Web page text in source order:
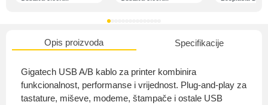
Opis proizvoda Specifikacije
Gigatech USB A/B kablo za printer kombinira
funkcionalnost, performanse i vrijednost. Plug-and-play za
tastature, miševe, modeme, štampače i ostale USB
O nama